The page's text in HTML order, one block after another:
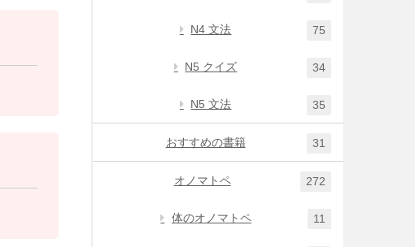
N4 文法 75
N5 クイズ 34
N5 文法 35
おすすめの書籍 31
オノマトペ 272
体のオノマトペ 11